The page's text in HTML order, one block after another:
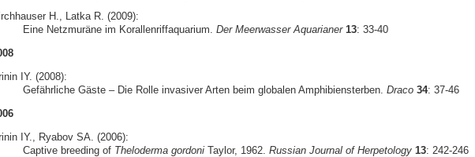
H., Latka R. (2009):
Eine Netzmuräne im Korallenriffaquarium. Der Meerwasser Aquarianer 13: 33-40
IY. (2008):
Gefährliche Gäste – Die Rolle invasiver Arten beim globalen Amphibiensterben. Draco 34: 37-46
IY., Ryabov SA. (2006):
Captive breeding of Theloderma gordoniTaylor, 1962. Russian Journal of Herpetology 13: 242-246